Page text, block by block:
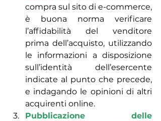
compra sul sito di e-commerce,
è buona norma verificare
l’affidabilità del venditore
prima dell’acquisto, utilizzando
le informazioni a disposizione
sull’identità dell’esercente
indicate al punto che precede,
e indagando le opinioni di altri
acquirenti online.
Pubblicazione delle